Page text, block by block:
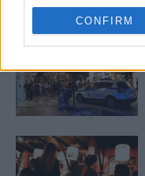
I want to allow
related to
prevention, and
CONFIRM